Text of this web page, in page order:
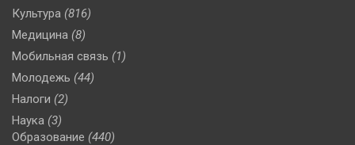
Культура (816)
Медицина (8)
Мобильная связь (1)
Молодежь (44)
Налоги (2)
Наука (3)
Образование (440)